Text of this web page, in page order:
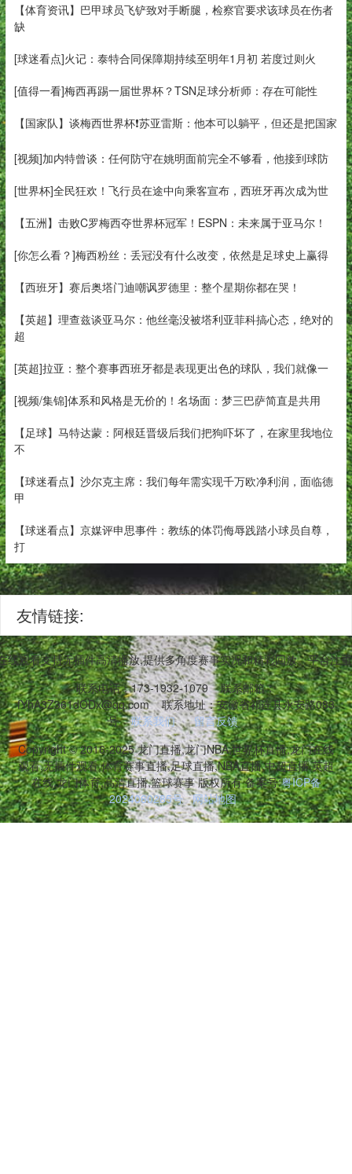
【体育资讯】巴甲球员飞铲致对手断腿，检察官要求该球员在伤者
缺
[球迷看点]火记：泰特合同保障期持续至明年1月初 若度过则火
[值得一看]梅西再踢一届世界杯？TSN足球分析师：存在可能性
【国家队】谈梅西世界杯❗苏亚雷斯：他本可以躺平，但还是把国家
[视频]加内特曾谈：任何防守在姚明面前完全不够看，他接到球防
[世界杯]全民狂欢！飞行员在途中向乘客宣布，西班牙再次成为世
【五洲】击败C罗梅西夺世界杯冠军！ESPN：未来属于亚马尔！
[你怎么看？]梅西粉丝：丢冠没有什么改变，依然是足球史上赢得
【西班牙】赛后奥塔门迪嘲讽罗德里：整个星期你都在哭！
【英超】理查兹谈亚马尔：他丝毫没被塔利亚菲科搞心态，绝对的
超
[英超]拉亚：整个赛事西班牙都是表现更出色的球队，我们就像一
[视频/集锦]体系和风格是无价的！名场面：梦三巴萨简直是共用
【足球】马特达蒙：阿根廷晋级后我们把狗吓坏了，在家里我地位
不
【球迷看点】沙尔克主席：我们每年需实现千万欧净利润，面临德
甲
【球迷看点】京媒评申思事件：教练的体罚侮辱践踏小球员自尊，
打
友情链接:
观看支持无插件高清播放,提供多角度赛事实况和精彩回放。平台
联系电话：173-1932-1079
联系邮箱：
fYhA3Z361dODx@qq.com
联系地址：安徽省祁连县永安路083
号
联系我们
留言反馈
Copyright © 2016-2025 龙门直播,龙门NBA,世界杯直播,龙门在线
观看,无插件观看,体育赛事直播,足球直播,NBA直播,中超直播,英超
在线,龙门体育,高清直播,篮球赛事 版权所有 备案号:粤ICP备
2024060285号 网站地图